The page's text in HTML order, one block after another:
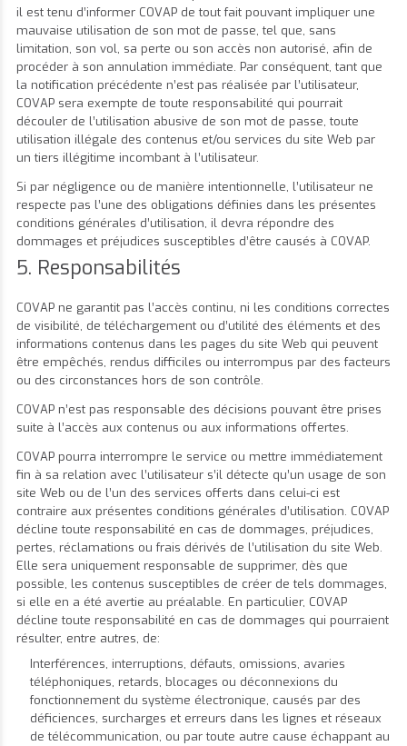
il est tenu d’informer COVAP de tout fait pouvant impliquer une
mauvaise utilisation de son mot de passe, tel que, sans
limitation, son vol, sa perte ou son accès non autorisé, afin de
procéder à son annulation immédiate. Par conséquent, tant que
la notification précédente n’est pas réalisée par l’utilisateur,
COVAP sera exempte de toute responsabilité qui pourrait
découler de l’utilisation abusive de son mot de passe, toute
utilisation illégale des contenus et/ou services du site Web par
un tiers illégitime incombant à l’utilisateur.
Si par négligence ou de manière intentionnelle, l’utilisateur ne
respecte pas l’une des obligations définies dans les présentes
conditions générales d’utilisation, il devra répondre des
dommages et préjudices susceptibles d’être causés à COVAP.
5. Responsabilités
COVAP ne garantit pas l’accès continu, ni les conditions correctes
de visibilité, de téléchargement ou d’utilité des éléments et des
informations contenus dans les pages du site Web qui peuvent
être empêchés, rendus difficiles ou interrompus par des facteurs
ou des circonstances hors de son contrôle.
COVAP n’est pas responsable des décisions pouvant être prises
suite à l’accès aux contenus ou aux informations offertes.
COVAP pourra interrompre le service ou mettre immédiatement
fin à sa relation avec l’utilisateur s’il détecte qu’un usage de son
site Web ou de l’un des services offerts dans celui-ci est
contraire aux présentes conditions générales d’utilisation. COVAP
décline toute responsabilité en cas de dommages, préjudices,
pertes, réclamations ou frais dérivés de l’utilisation du site Web.
Elle sera uniquement responsable de supprimer, dès que
possible, les contenus susceptibles de créer de tels dommages,
si elle en a été avertie au préalable. En particulier, COVAP
décline toute responsabilité en cas de dommages qui pourraient
résulter, entre autres, de:
Interférences, interruptions, défauts, omissions, avaries
téléphoniques, retards, blocages ou déconnexions du
fonctionnement du système électronique, causés par des
déficiences, surcharges et erreurs dans les lignes et réseaux
de télécommunication, ou par toute autre cause échappant au